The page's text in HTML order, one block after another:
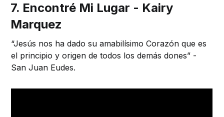
7. Encontré Mi Lugar - Kairy
Marquez
“Jesús nos ha dado su amabilísimo Corazón que es
el principio y origen de todos los demás dones” -
San Juan Eudes.